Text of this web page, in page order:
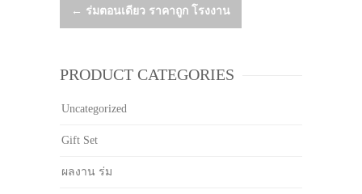
Post
← ร่มตอนเดียว ราคาถูก โรงงาน
PRODUCT CATEGORIES
Uncategorized
Gift Set
ผลงาน ร่ม